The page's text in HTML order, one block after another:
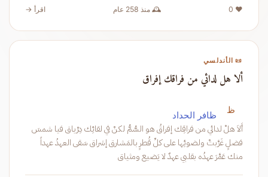
❤️ 0 🕰️ منذ 258 عام اقرأ →
📜 الأندلسي
ألا هل لدائي من فراقك إفراق
ظ ظافر الحداد
أَلاَ هلْ لدائي من فراقِك إفراقُ هو السُّمُّ لكنْ في لقائِك دِرْياق فيا شمسَ
فضلٍ غَرَّبتْ ولضوئِها على كلِّ قُطرٍ بالمَشارق إشراق سَقى العهدُ عهداً
منك عَمَّرَ عهدُه بقلبي عهدٌ لا يَضيع ومثياق